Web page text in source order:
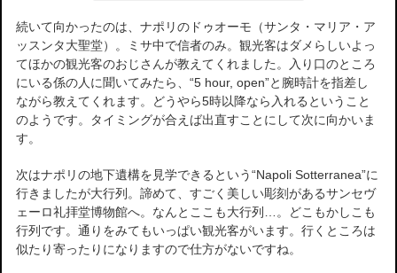
続いて向かったのは、ナポリのドゥオーモ（サンタ・マリア・ア
ッスンタ大聖堂）。ミサ中で信者のみ。観光客はダメらしいよっ
てほかの観光客のおじさんが教えてくれました。入り口のところ
にいる係の人に聞いてみたら、“5 hour, open”と腕時計を指差し
ながら教えてくれます。どうやら5時以降なら入れるということ
のようです。タイミングが合えば出直すことにして次に向かいま
す。
次はナポリの地下遺構を見学できるという“Napoli Sotterranea”に
行きましたが大行列。諦めて、すごく美しい彫刻があるサンセヴ
ェーロ礼拝堂博物館へ。なんとここも大行列…。どこもかしこも
行列です。通りをみてもいっぱい観光客がいます。行くところは
似たり寄ったりになりますので仕方がないですね。